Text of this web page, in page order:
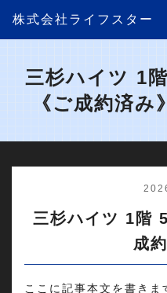
株式会社ライフスター
三杉ハイツ 1
《ご成約済
三杉ハイツ 1階
成
ここに記事本文を書きま